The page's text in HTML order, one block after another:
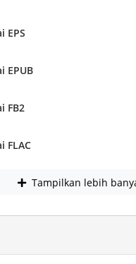
EPS
EPUB
FB2
FLAC
Tampilkan lebih